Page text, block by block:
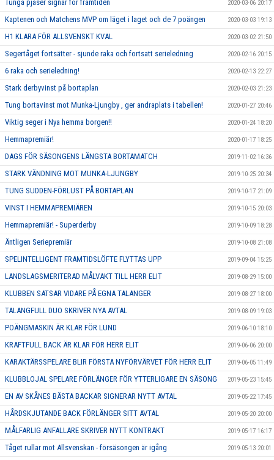
Tunga pjäser signar för framtiden 2020-03-06 20:17
Kaptenen och Matchens MVP om läget i laget och de 7 poängen 2020-03-03 19:13
H1 KLARA FÖR ALLSVENSKT KVAL 2020-03-02 21:50
Segertåget fortsätter - sjunde raka och fortsatt serieledning 2020-02-16 20:15
6 raka och serieledning! 2020-02-13 22:27
Stark derbyvinst på bortaplan 2020-02-03 21:23
Tung bortavinst mot Munka-Ljungby , ger andraplats i tabellen! 2020-01-27 20:46
Viktig seger i Nya hemma borgen!! 2020-01-24 18:20
Hemmapremiär! 2020-01-17 18:25
DAGS FÖR SÄSONGENS LÄNGSTA BORTAMATCH 2019-11-02 16:36
STARK VÄNDNING MOT MUNKA-LJUNGBY 2019-10-25 20:34
TUNG SUDDEN-FÖRLUST PÅ BORTAPLAN 2019-10-17 21:09
VINST I HEMMAPREMIÄREN 2019-10-15 20:03
Hemmapremiär! - Superderby 2019-10-09 18:28
Äntligen Seriepremiär 2019-10-08 21:08
SPELINTELLIGENT FRAMTIDSLÖFTE FLYTTAS UPP 2019-09-04 15:25
LANDSLAGSMERITERAD MÅLVAKT TILL HERR ELIT 2019-08-29 15:00
KLUBBEN SATSAR VIDARE PÅ EGNA TALANGER 2019-08-27 18:00
TALANGFULL DUO SKRIVER NYA AVTAL 2019-08-09 19:03
POÄNGMASKIN ÄR KLAR FÖR LUND 2019-06-10 18:10
KRAFTFULL BACK ÄR KLAR FÖR HERR ELIT 2019-06-06 20:00
KARAKTÄRSSPELARE BLIR FÖRSTA NYFÖRVÄRVET FÖR HERR ELIT 2019-06-05 11:49
KLUBBLOJAL SPELARE FÖRLÄNGER FÖR YTTERLIGARE EN SÄSONG 2019-05-23 15:45
EN AV SKÅNES BÄSTA BACKAR SIGNERAR NYTT AVTAL 2019-05-22 17:45
HÅRDSKJUTANDE BACK FÖRLÄNGER SITT AVTAL 2019-05-20 20:00
MÅLFARLIG ANFALLARE SKRIVER NYTT KONTRAKT 2019-05-17 16:17
Tåget rullar mot Allsvenskan - försäsongen är igång 2019-05-13 20:01